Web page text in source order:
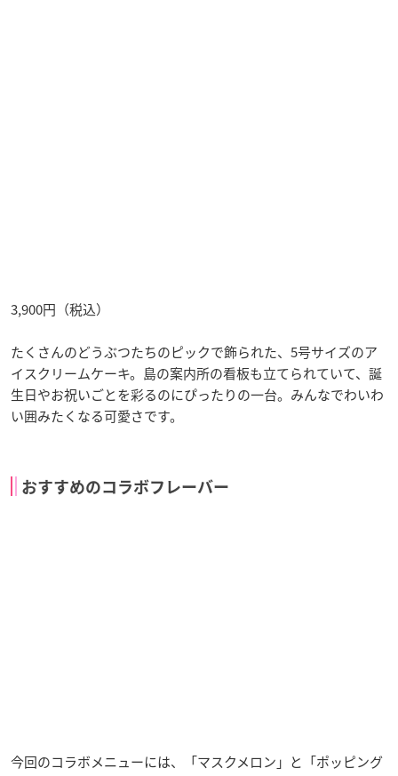
3,900円（税込）
たくさんのどうぶつたちのピックで飾られた、5号サイズのア
イスクリームケーキ。島の案内所の看板も立てられていて、誕
生日やお祝いごとを彩るのにぴったりの一台。みんなでわいわ
い囲みたくなる可愛さです。
おすすめのコラボフレーバー
今回のコラボメニューには、「マスクメロン」と「ポッピング